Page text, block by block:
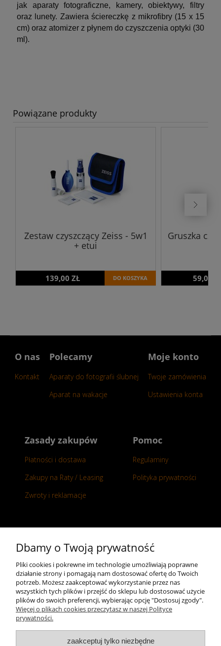
jak aparaty fotograficzne, kamery, obiektywy, filtry
oraz lunety. Zawiera ściereczkę z mikrofibry (15 x 15
cm) oraz atomizer z płynem do czyszczenia optyki (30
ml).
Powiązane produkty
Zestaw czyszczący Zeiss - 5w1
+ etui
139,00 ZŁ DO KOSZYKA
Gruszka
59,00
O nas
Kontakt
Polecamy
Aparaty do fotografii ślubnej
Aparat na wakacje
Moje konto
Twoje zamówienia
Ustawienia konta
Zasady zakupów
Płatności i dostawa
Zakupy na Raty / Leasing
Zwroty i reklamacje
Pomoc
Regulaminy
Polityka prywatności
Kontakt
+48 696 50 70 20
sklep@notopstryk.pl
Dbamy o Twoją prywatność
Pliki cookies i pokrewne im technologie umożliwiają poprawne
działanie strony i pomagają nam dostosować ofertę do Twoich
potrzeb. Możesz zaakceptować wykorzystanie przez nas
wszystkich tych plików i przejść do sklepu lub dostosować użycie
plików do swoich preferencji, wybierając opcję "Dostosuj zgody".
Więcej o plikach cookies przeczytasz w naszej Polityce
prywatności.
zaakceptuj tylko niezbędne